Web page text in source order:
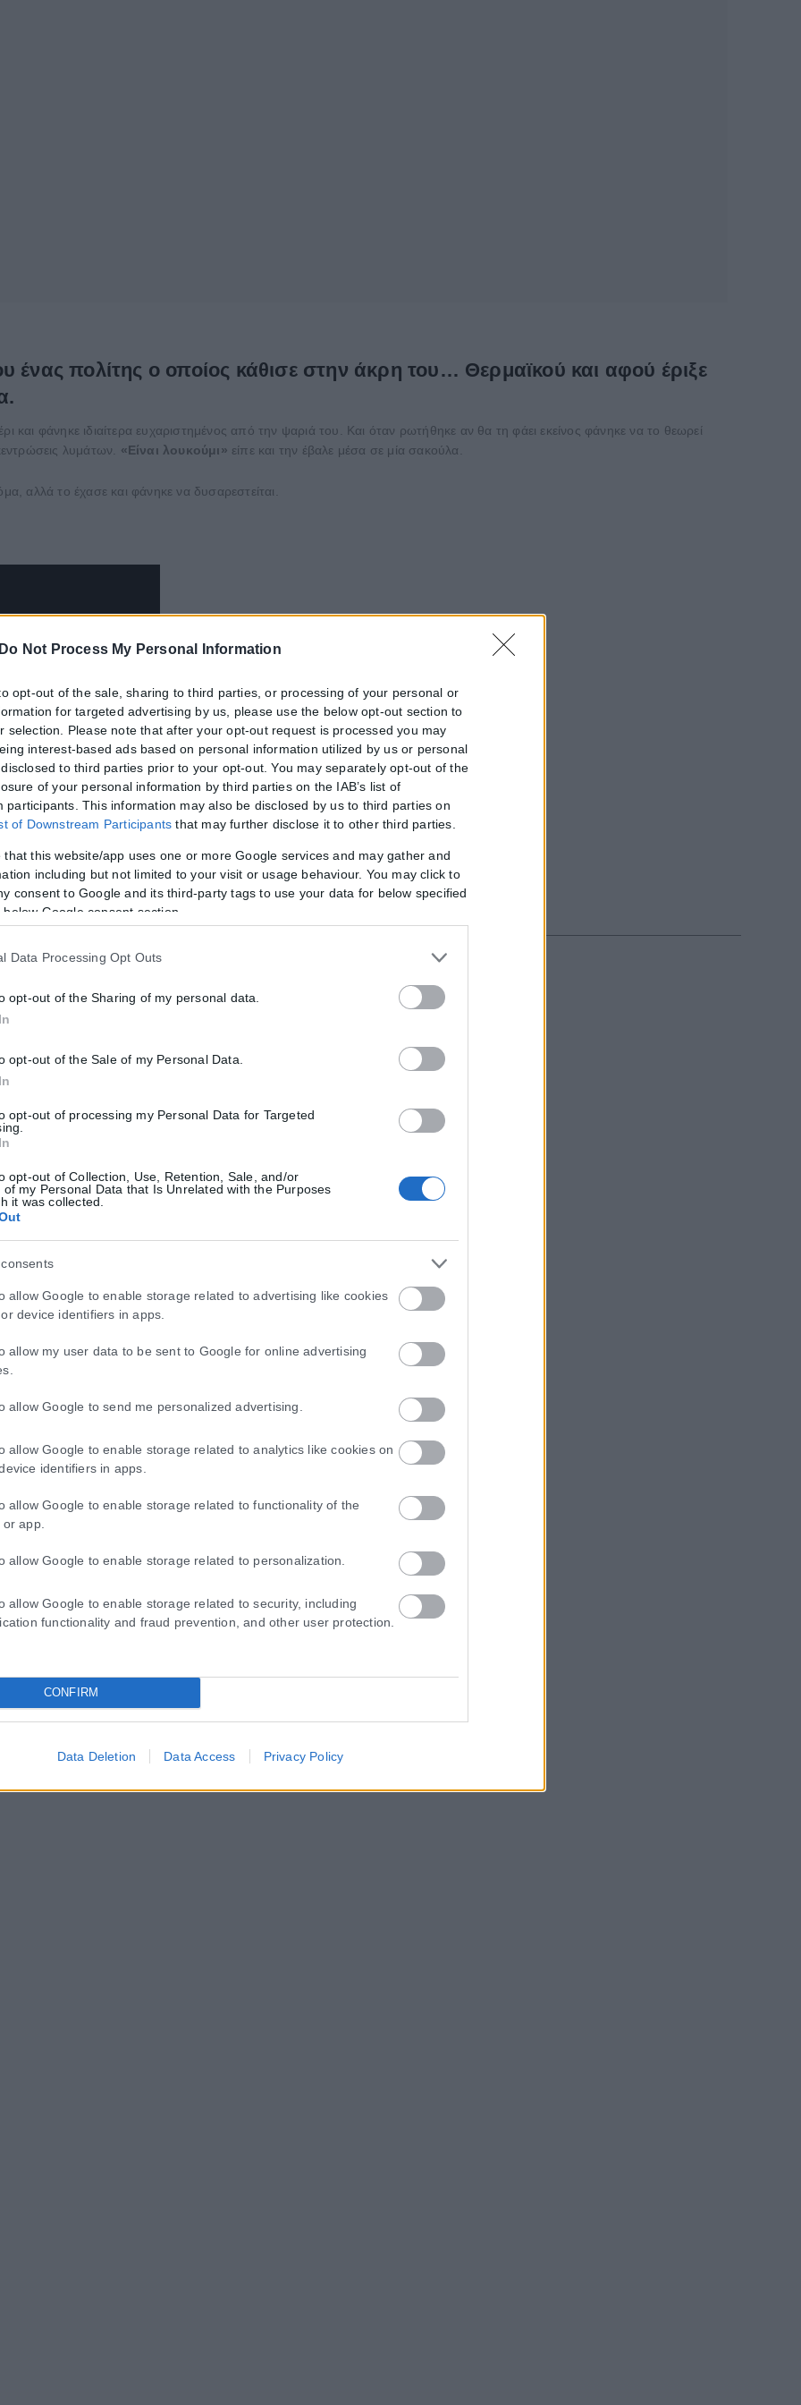
Do Not Process My Personal Information
opt-out of the sale, sharing to third parties, or processing of your personal or
for targeted advertising by us, please use the below opt-out section to
selection. Please note that after your opt-out request is processed you may
interest-based ads based on personal information utilized by us or personal
to third parties prior to your opt-out. You may separately opt-out of the
of your personal information by third parties on the IAB’s list of
participants. This information may also be disclosed by us to third parties on
of Downstream Participants that may further disclose it to other third parties.
that this website/app uses one or more Google services and may gather and
including but not limited to your visit or usage behaviour. You may click to
consent to Google and its third-party tags to use your data for below specified
Google consent section.
Data Processing Opt Outs
opt-out of the Sharing of my personal data.
opt-out of the Sale of my Personal Data.
opt-out of processing my Personal Data for Targeted
opt-out of Collection, Use, Retention, Sale, and/or
of my Personal Data that Is Unrelated with the Purposes
it was collected.
allow Google to enable storage related to advertising like cookies
device identifiers in apps.
allow my user data to be sent to Google for online advertising
allow Google to send me personalized advertising.
allow Google to enable storage related to analytics like cookies on
identifiers in apps.
allow Google to enable storage related to functionality of the
app.
allow Google to enable storage related to personalization.
allow Google to enable storage related to security, including
functionality and fraud prevention, and other user protection.
CONFIRM
Data Deletion Data Access Privacy Policy
πολίτης ο οποίος κάθισε στην άκρη του… Θερμαϊκού και αφού έριξε
και φάνηκε ιδιαίτερα ευχαριστημένος από την ψαριά του. Και όταν ρωτήθηκε αν θα τη φάει εκείνος φάνηκε να το θεωρεί
λυμάτων.
«Είναι λουκούμι» είπε και την έβαλε μέσα σε μία σακούλα.
αλλά το έχασε και φάνηκε να δυσαρεστείται.
ή διαβατήριο τα ταξίδια στο εξωτερικό
ταυτότητες παύουν να ισχύουν ως ταξιδιωτικά έγγραφα για το εξωτερικό, με...
για την κρατική αρωγή προς τους πυρόπληκτους
περιοχές που επλήγησαν από τις πρόσφατες πυρκαγιές, με τις αρμόδιες αρχές...